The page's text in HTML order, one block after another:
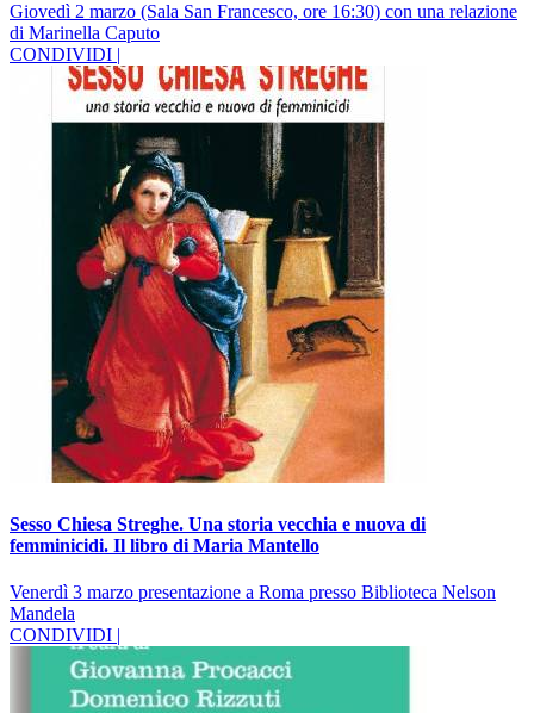
Giovedì 2 marzo (Sala San Francesco, ore 16:30) con una relazione
di Marinella Caputo
CONDIVIDI |
Sesso Chiesa Streghe. Una storia vecchia e nuova di
femminicidi. Il libro di Maria Mantello
Venerdì 3 marzo presentazione a Roma presso Biblioteca Nelson
Mandela
CONDIVIDI |